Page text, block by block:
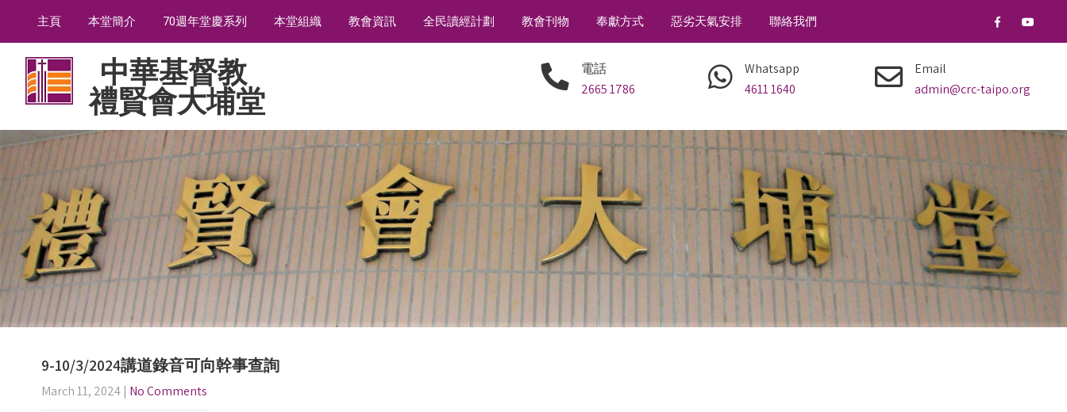
主頁 本堂簡介 70週年堂慶系列 本堂組織 教會資訊 全民讀經計劃 教會刊物 奉獻方式 惡劣天氣安排 聯絡我們
中華基督教
禮賢會大埔堂
電話
2665 1786
Whatsapp
4611 1640
Email
admin@crc-taipo.org
9-10/3/2024講道錄音可向幹事查詢
March 11, 2024 | No Comments